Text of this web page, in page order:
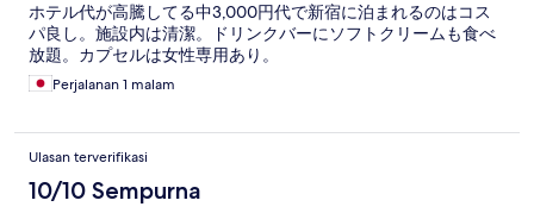
ホテル代が高騰してる中3,000円代で新宿に泊まれるのはコス
パ良し。施設内は清潔。ドリンクバーにソフトクリームも食べ
放題。カプセルは女性専用あり。
Perjalanan 1 malam
Ulasan terverifikasi
10/10 Sempurna